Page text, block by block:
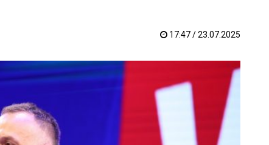
17:47 / 23.07.2025